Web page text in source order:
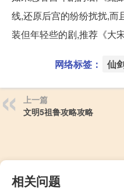
线,还原后宫的纷纷扰扰,而
装但年轻些的剧,推荐《大
网络标签： 仙
上一篇
文明5祖鲁攻略攻略
相关问题